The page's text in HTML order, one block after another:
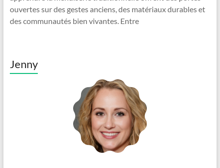
ouvertes sur des gestes anciens, des matériaux durables et
des communautés bien vivantes. Entre
Jenny